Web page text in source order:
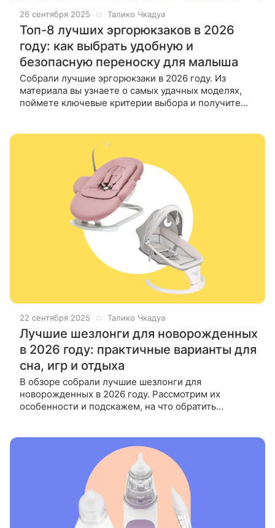
26 сентября 2025 Талико Чкадуа
Топ-8 лучших эргорюкзаков в 2026
году: как выбрать удобную и
безопасную переноску для малыша
Собрали лучшие эргорюкзаки в 2026 году. Из
материала вы узнаете о самых удачных моделях,
поймете ключевые критерии выбора и получите
22 сентября 2025 Талико Чкадуа
Лучшие шезлонги для новорожденных
в 2026 году: практичные варианты для
сна, игр и отдыха
В обзоре собрали лучшие шезлонги для
новорожденных в 2026 году. Рассмотрим их
особенности и подскажем, на что обратить